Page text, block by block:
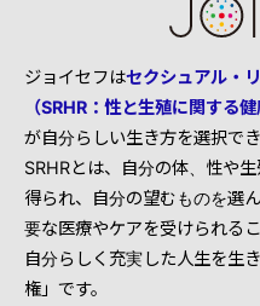
ジョイセフはセクシュアル・
（SRHR：性と生殖に関する健
が自分らしい生き方を選択で
SRHRとは、自分の体、性や
得られ、自分の望むものを選
要な医療やケアを受けられる
自分らしく充実した人生を生
権」です。